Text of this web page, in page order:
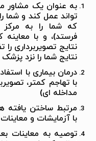
به عنوان یک مشاور
تواند عمل کند و شما
که شما را به مرکز
فرستد)، و با
نتایج تصویربرداری
نتایج شما را نزد
درمان بیماری با
با تهاجم کمتر،
مداخله ای)
مرتبط ساختن یافته
با آزمایشات و
توصیه به معاینات